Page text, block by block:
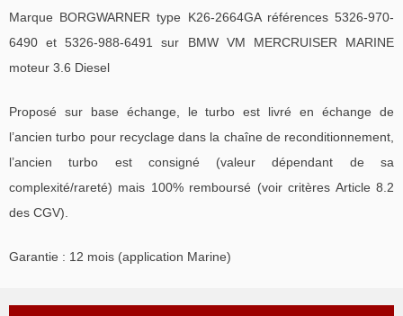
Marque BORGWARNER type K26-2664GA références 5326-970-
6490 et 5326-988-6491 sur BMW VM MERCRUISER MARINE
moteur 3.6 Diesel
Proposé sur base échange, le turbo est livré en échange de
l’ancien turbo pour recyclage dans la chaîne de reconditionnement,
l’ancien turbo est consigné (valeur dépendant de sa
complexité/rareté) mais 100% remboursé (voir critères Article 8.2
des CGV).
Garantie : 12 mois (application Marine)